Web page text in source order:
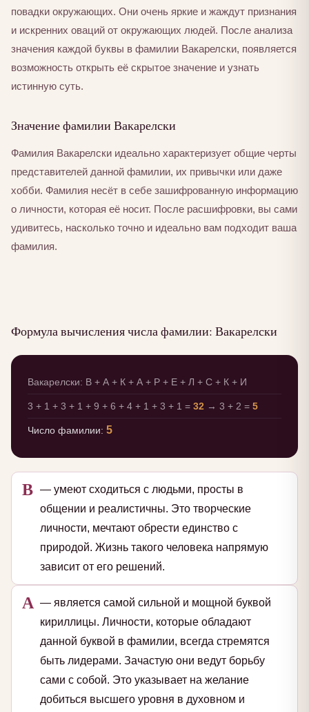
повадки окружающих. Они очень яркие и жаждут признания
и искренних оваций от окружающих людей. После анализа
значения каждой буквы в фамилии Вакарелски, появляется
возможность открыть её скрытое значение и узнать
истинную суть.
Значение фамилии Вакарелски
Фамилия Вакарелски идеально характеризует общие черты
представителей данной фамилии, их привычки или даже
хобби. Фамилия несёт в себе зашифрованную информацию
о личности, которая её носит. После расшифровки, вы сами
удивитесь, насколько точно и идеально вам подходит ваша
фамилия.
Формула вычисления числа фамилии: Вакарелски
Вакарелски: В + А + К + А + Р + Е + Л + С + К + И
3 + 1 + 3 + 1 + 9 + 6 + 4 + 1 + 3 + 1 = 32 → 3 + 2 = 5
Число фамилии: 5
В — умеют сходиться с людьми, просты в
общении и реалистичны. Это творческие
личности, мечтают обрести единство с
природой. Жизнь такого человека напрямую
зависит от его решений.
А — является самой сильной и мощной буквой
кириллицы. Личности, которые обладают
данной буквой в фамилии, всегда стремятся
быть лидерами. Зачастую они ведут борьбу
сами с собой. Это указывает на желание
добиться высшего уровня в духовном и